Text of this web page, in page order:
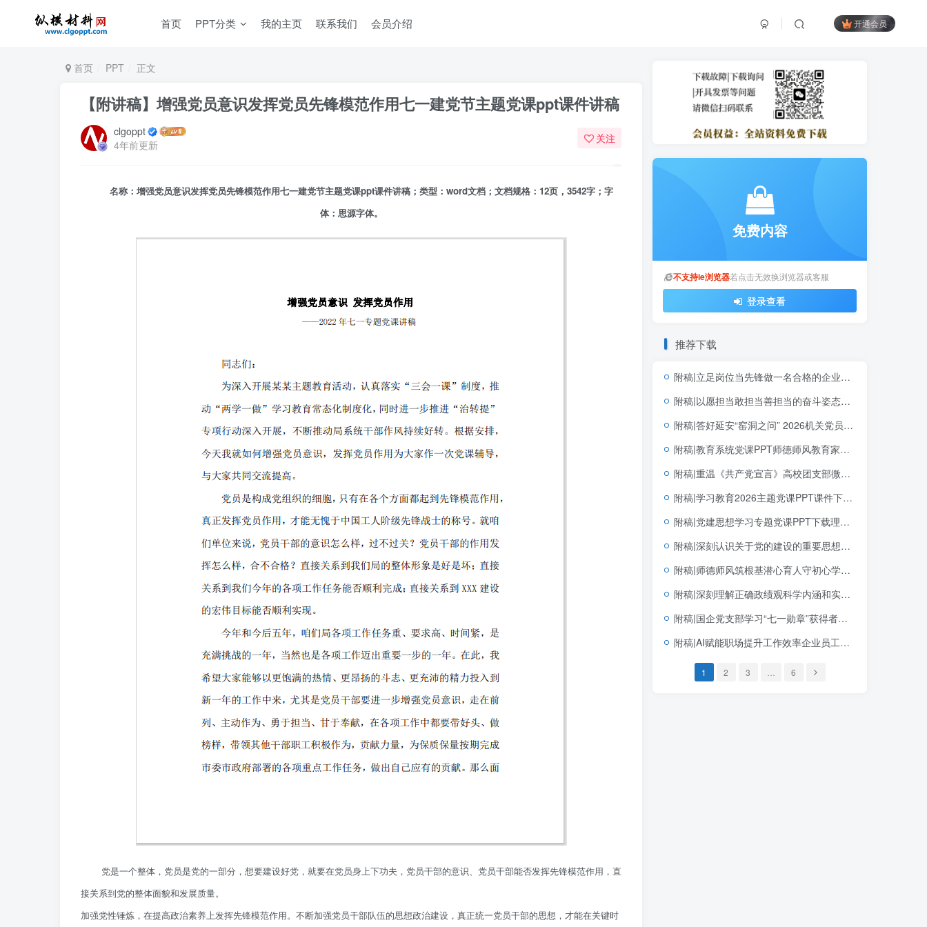
首页 PPT分类 我的主页 联系我们 会员介绍 开通会员
首页 PPT 正文
【附讲稿】增强党员意识发挥党员先锋模范作用七一建党节主题党课ppt课件讲稿
clgoppt
4年前更新
关注
名称：增强党员意识发挥党员先锋模范作用七一建党节主题党课ppt课件讲稿；类型：word文档；文档规格：12页，3542字；字
体：思源字体。
党是一个整体，党员是党的一部分，想要建设好党，就要在党员身上下功夫，党员干部的意识、党员干部能否发挥先锋模范作用，直
接关系到党的整体面貌和发展质量。
加强党性锤炼，在提高政治素养上发挥先锋模范作用。不断加强党员干部队伍的思想政治建设，真正统一党员干部的思想，才能在关键时
免费内容
不支持ie浏览器若点击无效换浏览器或客服
登录查看
推荐下载
附稿|立足岗位当先锋做一名合格的企业党员基层党支部简短党课PPT下载
附稿|以愿担当敢担当善担当的奋斗姿态创造政绩2026年学习教育专题党课ppt课件
附稿|答好延安“窑洞之问” 2026机关党员干部专题党课PPT下载
附稿|教育系统党课PPT师德师风教育家精神课件下载
附稿|重温《共产党宣言》高校团支部微型团课PPT下载
附稿|学习教育2026主题党课PPT课件下载以正确政绩观抓好抓实党的建设
附稿|党建思想学习专题党课PPT下载理解和把握好“十四个坚持”
附稿|深刻认识关于党的建设的重要思想的重大意义可编辑思政党课团课PPT课件下载
附稿|师德师风筑根基潜心育人守初心学校教师师德师风建设专题培训PPT课件
附稿|深刻理解正确政绩观科学内涵和实践要求2026学习教育PPT模板
附稿|国企党支部学习“七一勋章”获得者钟掘先进事迹党课PPT课件下载
附稿|AI赋能职场提升工作效率企业员工培训PPT课件AI办公提效内训幻灯片
1 2 3 6